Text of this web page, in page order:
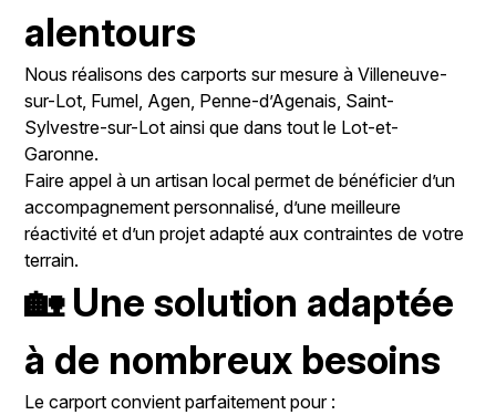
alentours
Nous réalisons des carports sur mesure à Villeneuve-
sur-Lot, Fumel, Agen, Penne-d’Agenais, Saint-
Sylvestre-sur-Lot ainsi que dans tout le Lot-et-
Garonne.
Faire appel à un artisan local permet de bénéficier d’un
accompagnement personnalisé, d’une meilleure
réactivité et d’un projet adapté aux contraintes de votre
terrain.
🏡 Une solution adaptée
à de nombreux besoins
Le carport convient parfaitement pour :